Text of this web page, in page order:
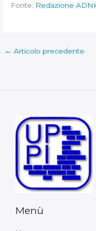
Fonte: Redazione
← Articolo precedente
Menù